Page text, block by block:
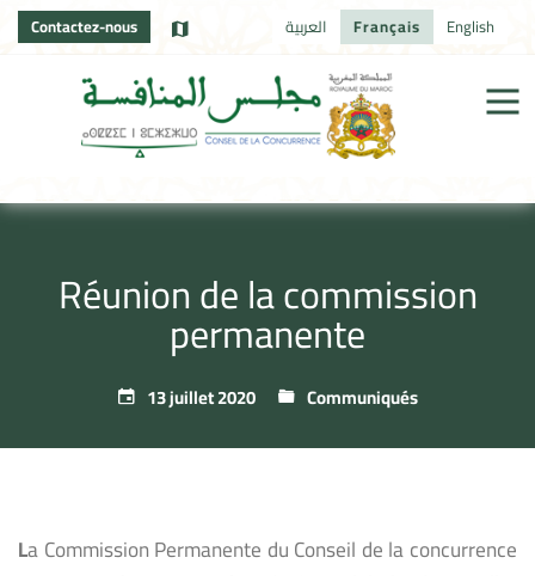
Contactez-nous العربية Français English
Réunion de la commission
permanente
13 juillet 2020 Communiqués
La Commission Permanente du Conseil de la concurrence